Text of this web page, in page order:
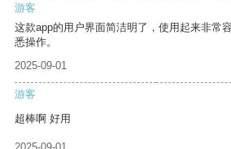
游客
这款app的用户界面简洁明了，使用起来非常
悉操作。
2025-09-01
游客
超棒啊 好用